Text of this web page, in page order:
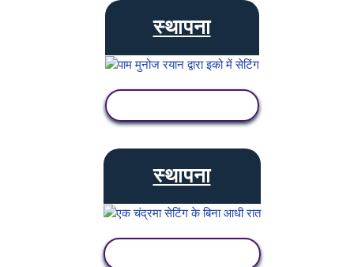
स्थापना
स्थापना